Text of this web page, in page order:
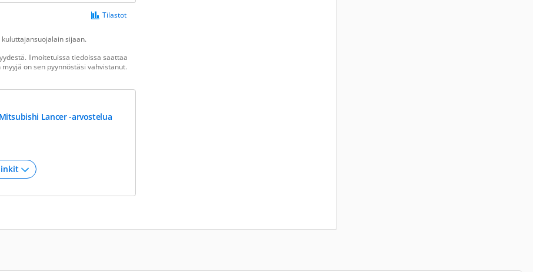
Tilastot
sijaan.
Ilmoitetuissa tiedoissa saattaa
on sen pyynnöstäsi vahvistanut.
Lancer -arvostelua